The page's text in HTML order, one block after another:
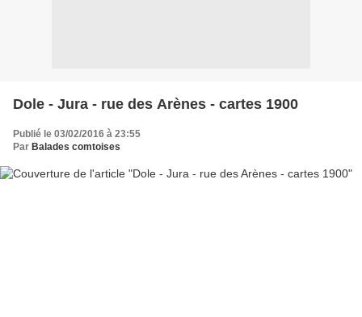
Dole - Jura - rue des Arènes - cartes 1900
Publié le 03/02/2016 à 23:55
Par Balades comtoises